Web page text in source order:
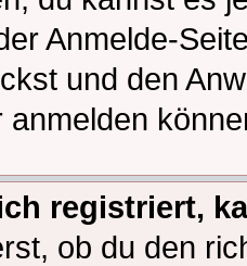
Anmelde-
und den
anmelden
registriert,
ob du den